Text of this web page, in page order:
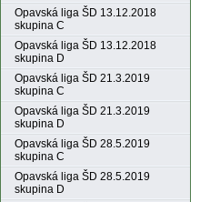
Opavská liga ŠD 13.12.2018
skupina C
Opavská liga ŠD 13.12.2018
skupina D
Opavská liga ŠD 21.3.2019
skupina C
Opavská liga ŠD 21.3.2019
skupina D
Opavská liga ŠD 28.5.2019
skupina C
Opavská liga ŠD 28.5.2019
skupina D